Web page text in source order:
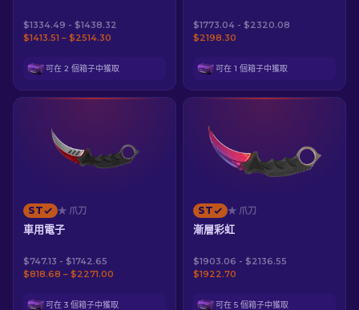
$1334.49 - $1438.32
$1413.51 – $2514.30
可在 2 個箱子中獲取
$1773.04 - $2320.08
$2198.30
可在 1 個箱子中獲取
ST ★ 爪刀
車用電子
$747.13 - $1742.65
$818.68 – $2271.00
可在 3 個箱子中獲取
ST ★ 爪刀
漸層彩虹
$1903.06 - $2136.55
$1922.70
可在 5 個箱子中獲取